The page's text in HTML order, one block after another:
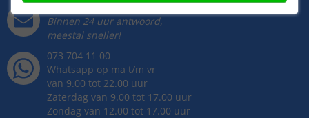
info@ledstripkoning.nl
Binnen 24 uur antwoord,
meestal sneller!
073 704 11 00
Whatsapp op ma t/m vr
van 9.00 tot 22.00 uur
Zaterdag van 9.00 tot 17.00 uur
Zondag van 12.00 tot 17.00 uur